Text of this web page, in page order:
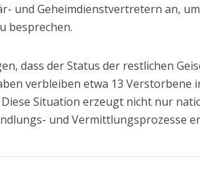
und Geheimdienstvertretern an,
besprechen.
dass der Status der restlichen
verbleiben etwa 13 Verstorbene
Situation erzeugt nicht nur
und Vermittlungsprozesse